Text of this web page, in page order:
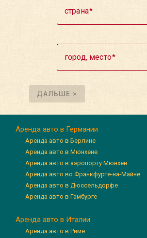
страна
город, место
ДАЛЬШЕ >
Аренда авто в Германии
Аренда авто в Берлине
Аренда авто в Мюнхене
Аренда авто в аэропорту Мюнхен
Аренда авто во Франкфурте-на-Майне
Аренда авто в Дюссельдорфе
Аренда авто в Гамбурге
Аренда авто в Италии
Аренда авто в Риме